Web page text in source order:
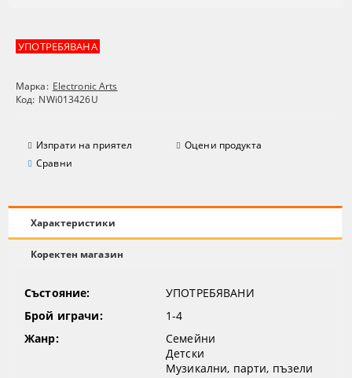
УПОТРЕБЯВАНА
Марка: Electronic Arts
Код: NWi013426U
Изпрати на приятел
Оцени продукта
Сравни
Характеристики
Коректен магазин
Състояние:
УПОТРЕБЯВАНИ
Брой играчи:
1-4
Жанр:
Семейни
Детски
Музикални, парти, пъзели